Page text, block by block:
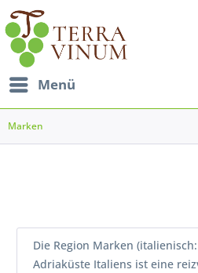
Menü
Marken
Die Region Marken
Adriaküste Italiens ist eine